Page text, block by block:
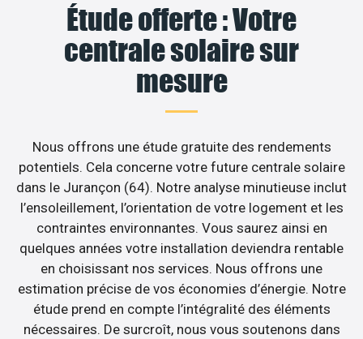
Étude offerte : Votre
centrale solaire sur
mesure
Nous offrons une étude gratuite des rendements
potentiels. Cela concerne votre future centrale solaire
dans le Jurançon (64). Notre analyse minutieuse inclut
l’ensoleillement, l’orientation de votre logement et les
contraintes environnantes. Vous saurez ainsi en
quelques années votre installation deviendra rentable
en choisissant nos services. Nous offrons une
estimation précise de vos économies d’énergie. Notre
étude prend en compte l’intégralité des éléments
nécessaires. De surcroît, nous vous soutenons dans